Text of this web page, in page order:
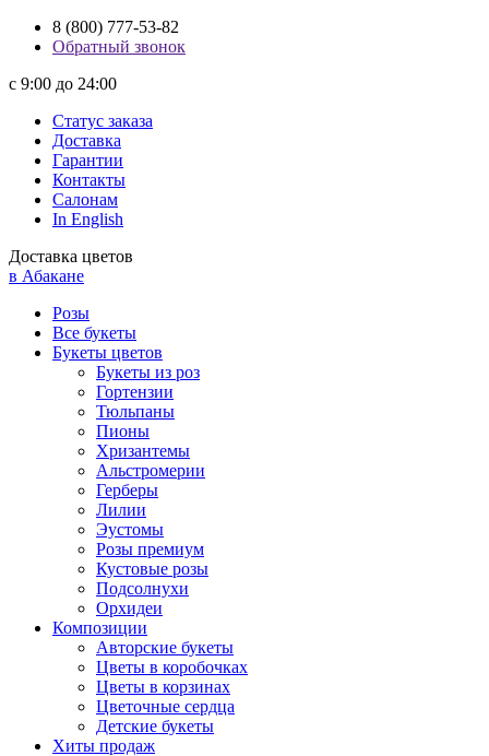
8 (800) 777-53-82
Обратный звонок
с 9:00 до 24:00
Статус заказа
Доставка
Гарантии
Контакты
Салонам
In English
Доставка цветов
в Абакане
Розы
Все букеты
Букеты цветов
Букеты из роз
Гортензии
Тюльпаны
Пионы
Хризантемы
Альстромерии
Герберы
Лилии
Эустомы
Розы премиум
Кустовые розы
Подсолнухи
Орхидеи
Композиции
Авторские букеты
Цветы в коробочках
Цветы в корзинах
Цветочные сердца
Детские букеты
Хиты продаж